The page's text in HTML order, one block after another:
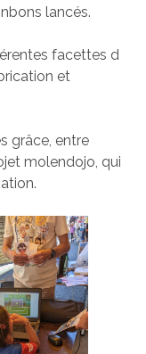
lancés.
facettes d
et
grâce, entre
molendojo, qui